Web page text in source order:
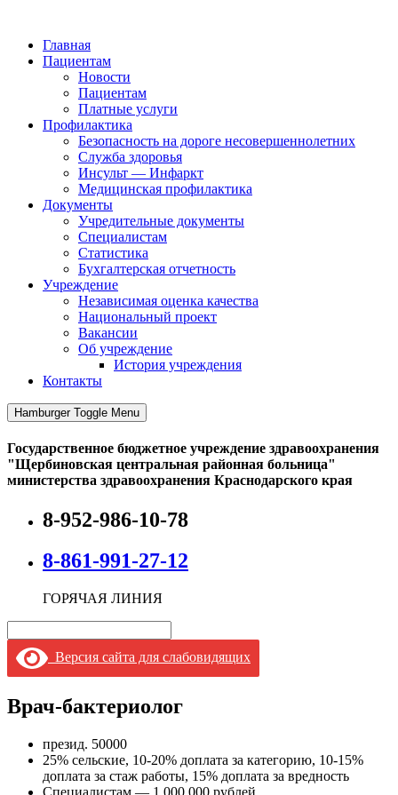
Главная
Пациентам
Новости
Пациентам
Платные услуги
Профилактика
Безопасность на дороге несовершеннолетних
Служба здоровья
Инсульт — Инфаркт
Медицинская профилактика
Документы
Учредительные документы
Специалистам
Статистика
Бухгалтерская отчетность
Учреждение
Независимая оценка качества
Национальный проект
Вакансии
Об учреждение
История учреждения
Контакты
Hamburger Toggle Menu
Государственное бюджетное учреждение здравоохранения
"Щербиновская центральная районная больница"
министерства здравоохранения Краснодарского края
8-952-986-10-78
8-861-991-27-12
ГОРЯЧАЯ ЛИНИЯ
Версия сайта для слабовидящих
Врач-бактериолог
презид. 50000
25% сельские, 10-20% доплата за категорию, 10-15%
доплата за стаж работы, 15% доплата за вредность